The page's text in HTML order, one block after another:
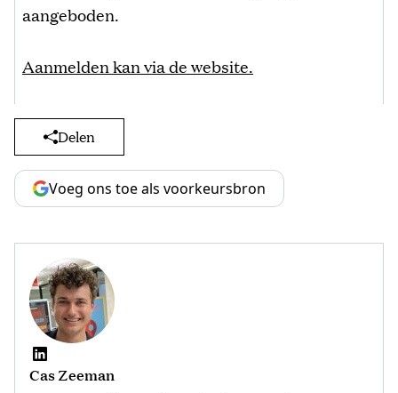
aangeboden.
Aanmelden kan via de website.
Delen
Voeg ons toe als voorkeursbron
Cas Zeeman